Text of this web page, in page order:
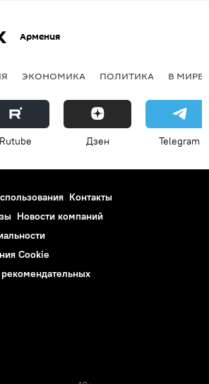
Армения
ЭКОНОМИКА ПОЛИТИКА В МИРЕ
Rutube Дзен Telegram
Контакты
Новости компаний
Cookie